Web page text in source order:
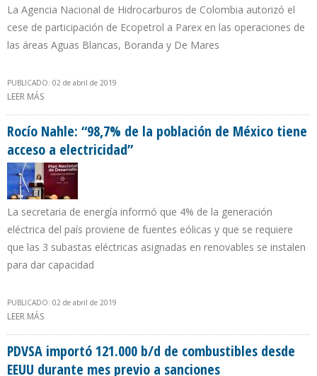
La Agencia Nacional de Hidrocarburos de Colombia autorizó el
cese de participación de Ecopetrol a Parex en las operaciones de
las áreas Aguas Blancas, Boranda y De Mares
PUBLICADO: 02 de abril de 2019
LEER MÁS
Rocío Nahle: “98,7% de la población de México tiene
acceso a electricidad”
La secretaria de energía informó que 4% de la generación
eléctrica del país proviene de fuentes eólicas y que se requiere
que las 3 subastas eléctricas asignadas en renovables se instalen
para dar capacidad
PUBLICADO: 02 de abril de 2019
LEER MÁS
PDVSA importó 121.000 b/d de combustibles desde
EEUU durante mes previo a sanciones